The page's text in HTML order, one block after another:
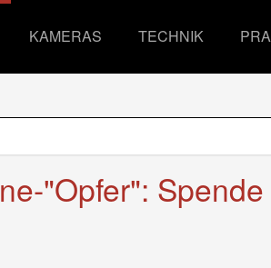
KAMERAS TECHNIK
"Opfer": Spende